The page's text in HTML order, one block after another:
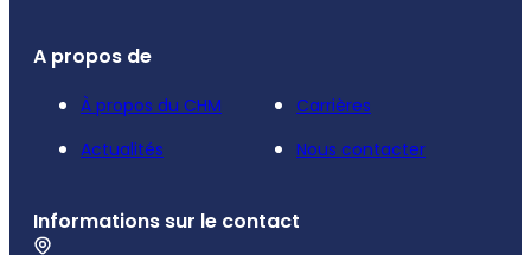
A propos de
À propos du CHM
Carrières
Actualités
Nous contacter
Informations sur le contact